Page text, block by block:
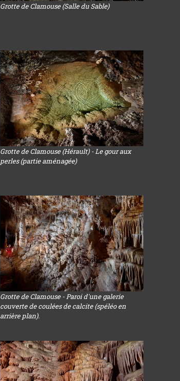
Grotte de Clamouse (Salle du Sable)
Grotte de Clamouse (Hérault) - Le gour aux
perles (partie aménagée)
Grotte de Clamouse - Paroi d'une galerie
couverte de coulées de calcite (spéléo en
arrière plan).